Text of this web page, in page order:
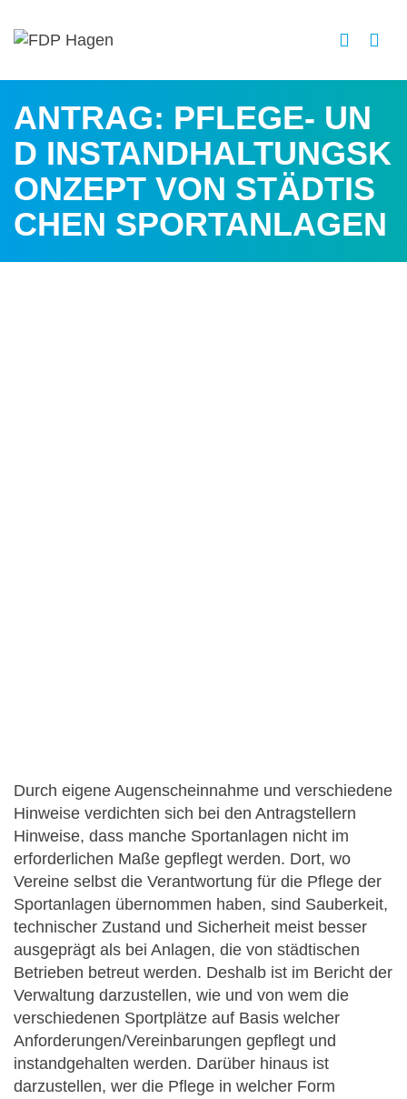
ANTRAG: PFLEGE- UN
D INSTANDHALTUNGSK
ONZEPT VON STÄDTIS
CHEN SPORTANLAGEN
Durch eigene Augenscheinnahme und verschiedene
Hinweise verdichten sich bei den Antragstellern
Hinweise, dass manche Sportanlagen nicht im
erforderlichen Maße gepflegt werden. Dort, wo
Vereine selbst die Verantwortung für die Pflege der
Sportanlagen übernommen haben, sind Sauberkeit,
technischer Zustand und Sicherheit meist besser
ausgeprägt als bei Anlagen, die von städtischen
Betrieben betreut werden. Deshalb ist im Bericht der
Verwaltung darzustellen, wie und von wem die
verschiedenen Sportplätze auf Basis welcher
Anforderungen/Vereinbarungen gepflegt und
instandgehalten werden. Darüber hinaus ist
darzustellen, wer die Pflege in welcher Form